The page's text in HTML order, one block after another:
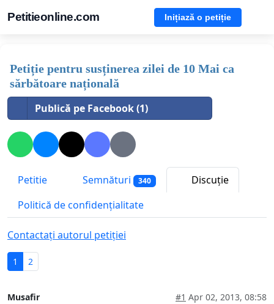
Petitieonline.com Inițiază o petiție
Petiție pentru susținerea zilei de 10 Mai ca
sărbătoare națională
Publică pe Facebook (1)
Petitie Semnături 340
Discuție
Politică de confidențialitate
Contactați autorul petiției
1 2
Musafir #1 Apr 02, 2013, 08:58